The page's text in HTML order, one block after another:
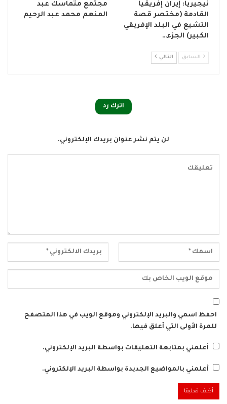
نيجيريا: إيران إفريقيا
القادمة (مختصر قصة
التشيع في البلد الإفريقي
الكبير) الجزء…
مجتمع متماسك عبد
المنعم محمد عبد الرحيم
السابق التالي
اترك رد
لن يتم نشر عنوان بريدك الإلكتروني.
احفظ اسمي والبريد الإلكتروني وموقع الويب في هذا المتصفح
للمرة الأولى التي أعلق فيها.
أعلمني بمتابعة التعليقات بواسطة البريد الإلكتروني.
أعلمني بالمواضيع الجديدة بواسطة البريد الإلكتروني.